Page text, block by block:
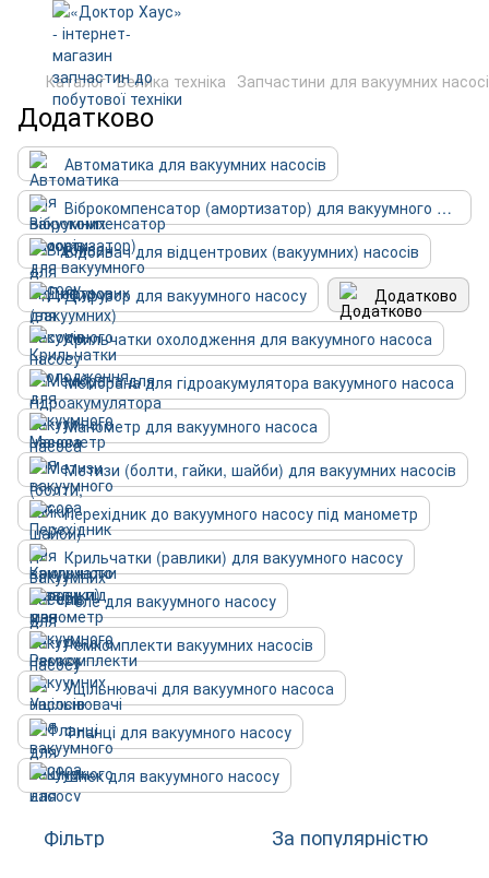
Каталог Велика техніка Запчастини для вакуумних
Додатково
Автоматика для вакуумних насосів
Віброкомпенсатор (амортизатор) для вакуумного насосу
Відбивач для відцентрових (вакуумних) насосів
Дифузор для вакуумного насосу
Додатково
Крильчатки охолодження для вакуумного насоса
Мембрана для гідроакумулятора вакуумного насоса
Манометр для вакуумного насоса
Метизи (болти, гайки, шайби) для вакуумних насосів
Перехідник до вакуумного насосу під манометр
Крильчатки (равлики) для вакуумного насосу
Реле для вакуумного насосу
Ремкомплекти вакуумних насосів
Ущільнювачі для вакуумного насоса
Фланці для вакуумного насосу
Шнек для вакуумного насосу
Фільтр За популярністю